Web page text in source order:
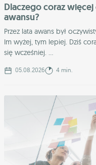
Dlaczego coraz
awansu?
Przez lata awans był
Im wyżej, tym lepiej. Dziś
się wcześniej. ...
05.08.2026 4 min.